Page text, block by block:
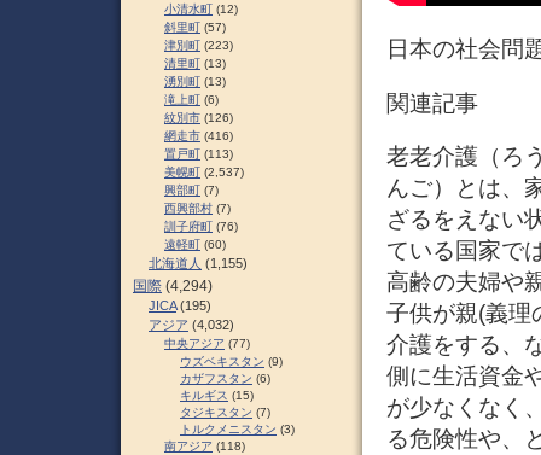
日本の社会問
関連記事
老老介護（ろ
んご）とは、
ざるをえない
ている国家で
高齢の夫婦や
子供が親(義理
介護をする、
側に生活資金
が少なくなく
る危険性や、
小清水町 (12)
斜里町 (57)
津別町 (223)
清里町 (13)
湧別町 (13)
滝上町 (6)
紋別市 (126)
網走市 (416)
置戸町 (113)
美幌町 (2,537)
興部町 (7)
西興部村 (7)
訓子府町 (76)
遠軽町 (60)
北海道人 (1,155)
国際 (4,294)
JICA(195)
アジア (4,032)
中央アジア (77)
ウズベキスタン (9)
カザフスタン (6)
キルギス (15)
タジキスタン (7)
トルクメニスタン (3)
南アジア (118)